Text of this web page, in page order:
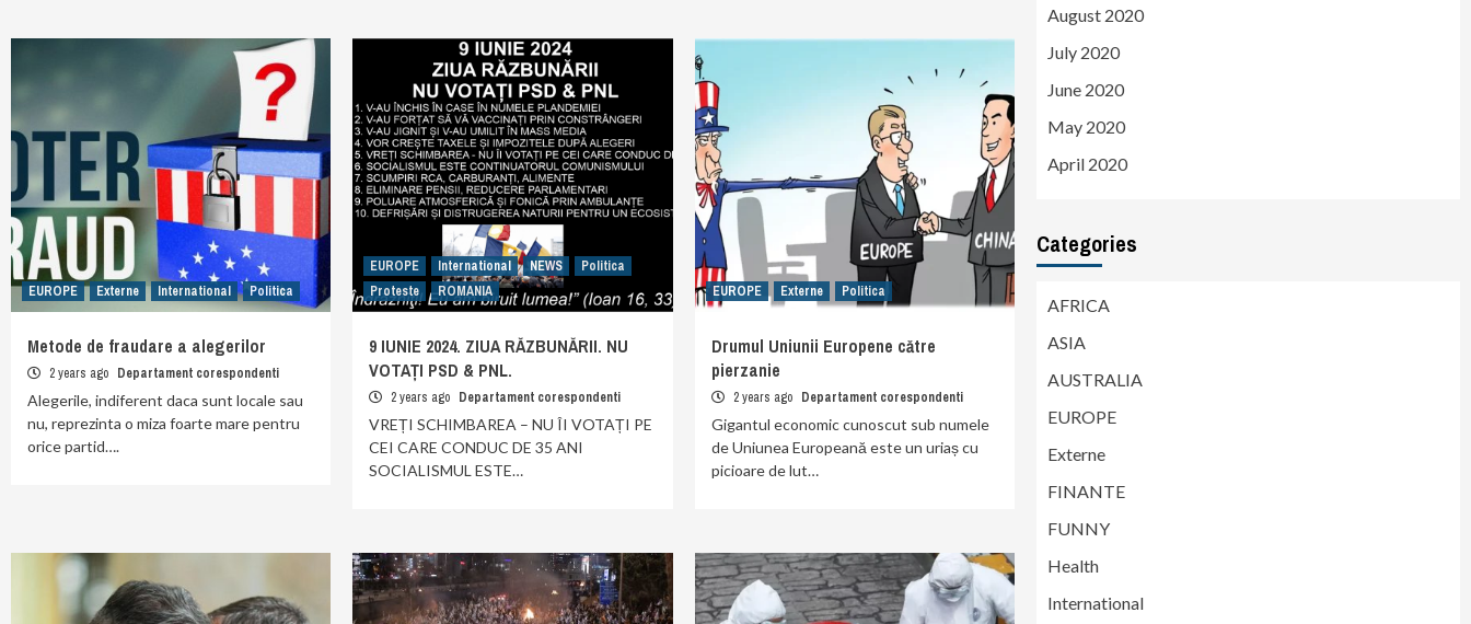
EUROPE Externe International Politica
Metode de fraudare a alegerilor
2 years ago Departament corespondenti
Alegerile, indiferent daca sunt locale sau
nu, reprezinta o miza foarte mare pentru
orice partid….
EUROPE International NEWS
Politica
Proteste
ROMANIA
9 IUNIE 2024. ZIUA RĂZBUNĂRII. NU
VOTAȚI PSD & PNL.
2 years ago Departament corespondenti
VREȚI SCHIMBAREA – NU ÎI VOTAȚI PE
CEI CARE CONDUC DE 35 ANI
SOCIALISMUL ESTE…
EUROPE Externe Politica
Drumul Uniunii Europene către
pierzanie
2 years ago Departament corespondenti
Gigantul economic cunoscut sub numele
de Uniunea Europeană este un uriaș cu
picioare de lut…
August 2020
July 2020
June 2020
May 2020
April 2020
Categories
AFRICA
ASIA
AUSTRALIA
EUROPE
Externe
FINANTE
FUNNY
Health
International